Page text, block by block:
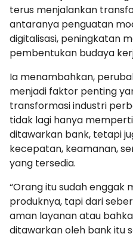
terus menjalankan
antaranya penguatan
digitalisasi, peningkatan
pembentukan budaya
Ia menambahkan,
menjadi faktor penting
transformasi industri
tidak lagi hanya
ditawarkan bank, tetapi
kecepatan, keamanan,
yang tersedia.
“Orang itu sudah enggak
produknya, tapi dari
aman layanan atau
ditawarkan oleh bank itu